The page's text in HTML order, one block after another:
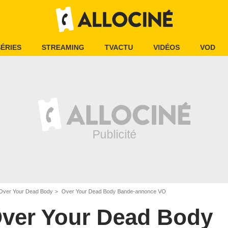
STREAMING TVACTU VIDÉOS VOD
Your Dead Body Over Your Dead Body Bande-annonce VO
Your Dead Body